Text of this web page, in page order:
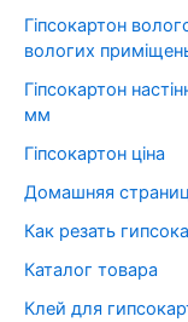
Гіпсокартон
вологих
Гіпсокартон
мм
Гіпсокартон ціна
Домашняя
Как резать
Каталог товара
Клей для